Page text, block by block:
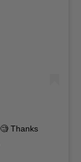
Thanks